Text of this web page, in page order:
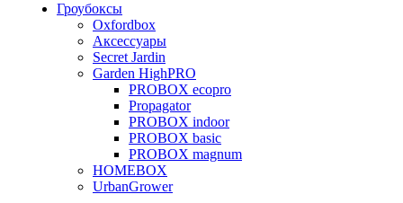
Гроубоксы
Oxfordbox
Аксессуары
Secret Jardin
Garden HighPRO
PROBOX ecopro
Propagator
PROBOX indoor
PROBOX basic
PROBOX magnum
HOMEBOX
UrbanGrower